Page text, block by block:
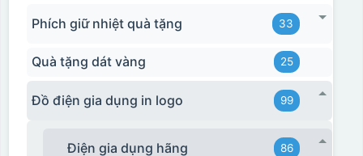
Phích giữ nhiệt quà tặng 33
Quà tặng dát vàng 25
Đồ điện gia dụng in logo 99
Điện gia dụng hãng 86